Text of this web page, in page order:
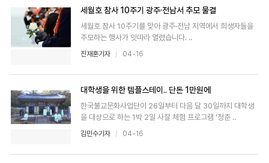
세월호 참사 10주기 광주·전남서 추모 물결
세월호 참사 10주기를 맞아 광주·전남 지역에서 희생자들을
추모하는 행사가 잇따라 열렸습니다. ..
진재훈기자 04-16
대학생을 위한 템플스테이.. 단돈 1만원에
한국불교문화사업단이 26일부터 다음 달 30일까지 대학생
을 대상으로 하는 1박 2일 사찰 체험 프로그램 '청춘 ..
김민수기자 04-16